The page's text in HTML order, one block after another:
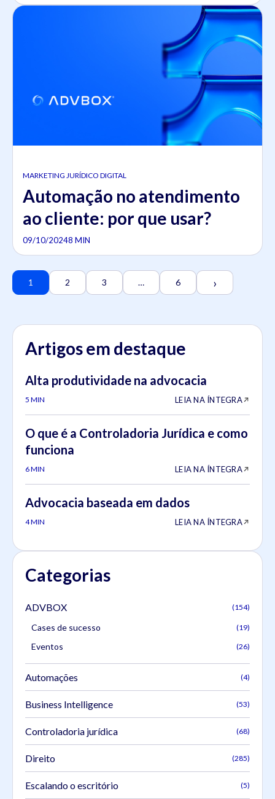
MARKETING JURÍDICO DIGITAL
Automação no atendimento
ao cliente: por que usar?
09/10/20248 MIN
1 2 3 … 6 ›
Artigos em destaque
Alta produtividade na advocacia
5 MIN LEIA NA ÍNTEGRA
O que é a Controladoria Jurídica e como
funciona
6 MIN LEIA NA ÍNTEGRA
Advocacia baseada em dados
4 MIN LEIA NA ÍNTEGRA
Categorias
ADVBOX (154)
Cases de sucesso (19)
Eventos (26)
Automações (4)
Business Intelligence (53)
Controladoria jurídica (68)
Direito (285)
Escalando o escritório (5)